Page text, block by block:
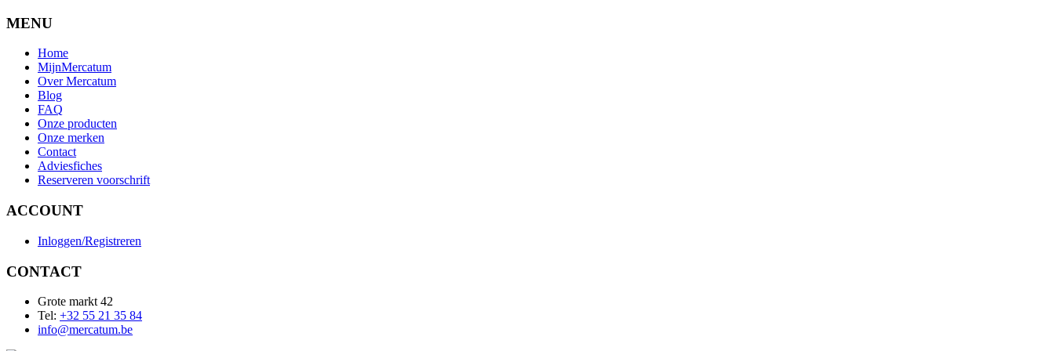
MENU
Home
MijnMercatum
Over Mercatum
Blog
FAQ
Onze producten
Onze merken
Contact
Adviesfiches
Reserveren voorschrift
ACCOUNT
Inloggen/Registreren
CONTACT
Grote markt 42
Tel: +32 55 21 35 84
info@mercatum.be